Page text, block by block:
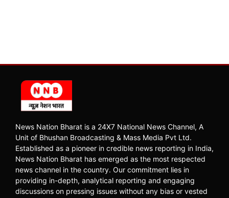
News Nation Bharat is a 24X7 National News Channel, A
Unit of Bhushan Broadcasting & Mass Media Pvt Ltd.
Established as a pioneer in credible news reporting in India,
News Nation Bharat has emerged as the most respected
news channel in the country. Our commitment lies in
providing in-depth, analytical reporting and engaging
discussions on pressing issues without any bias or vested